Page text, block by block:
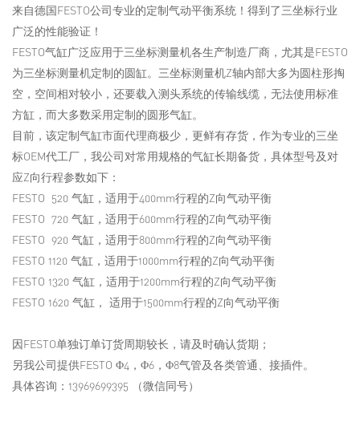
来自德国FESTO公司专业的定制气动平衡系统！得到了三坐标行业
广泛的性能验证！
FESTO气缸广泛应用于三坐标测量机各生产制造厂商，尤其是FESTO
为三坐标测量机定制的圆缸。三坐标测量机Z轴内部大多为圆柱形掏
空，空间相对较小，还要载入测头系统的传输线缆，无法使用标准
方缸，而大多数采用定制的圆形气缸。
目前，该定制气缸市面代理商极少，更鲜有存货，作为专业的三坐
标OEM代工厂，我公司对常用规格的气缸长期备货，具体型号及对
应Z向行程参数如下：
FESTO 520 气缸，适用于400mm行程的Z向气动平衡
FESTO 720 气缸，适用于600mm行程的Z向气动平衡
FESTO 920 气缸，适用于800mm行程的Z向气动平衡
FESTO 1120 气缸，适用于1000mm行程的Z向气动平衡
FESTO 1320 气缸，适用于1200mm行程的Z向气动平衡
FESTO 1620 气缸， 适用于1500mm行程的Z向气动平衡
因FESTO单独订单订货周期较长，请及时确认货期；
另我公司提供FESTO Φ4，Φ6，Φ8气管及各类管通、接插件。
具体咨询：13969699395 （微信同号）